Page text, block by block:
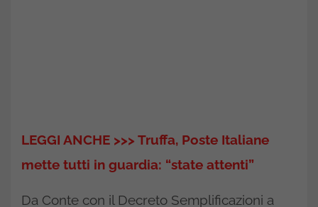
LEGGI ANCHE >>> Truffa, Poste Italiane
mette tutti in guardia: “state attenti”
Da Conte con il Decreto Semplificazioni a